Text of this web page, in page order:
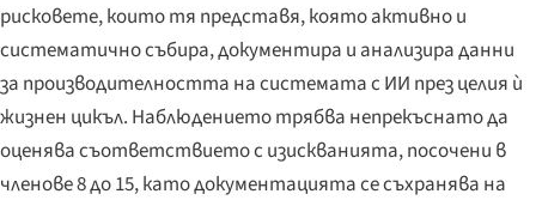
рисковете, които тя представя, която активно и
систематично събира, документира и анализира данни
за производителността на системата с ИИ през целия ѝ
жизнен цикъл. Наблюдението трябва непрекъснато да
оценява съответствието с изискванията, посочени в
членове 8 до 15, като документацията се съхранява на